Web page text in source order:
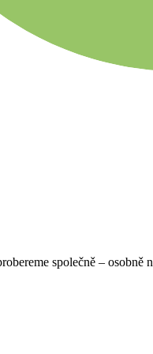
společně – osobně